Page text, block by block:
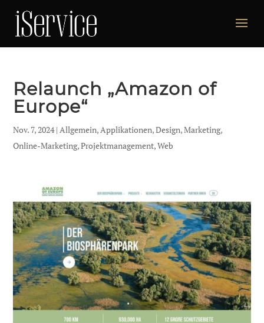
Relaunch „Amazon of
Europe“
Nov. 7, 2024|Allgemein,Applikationen,Design,Marketing,
Online-Marketing,Projektmanagement,Web